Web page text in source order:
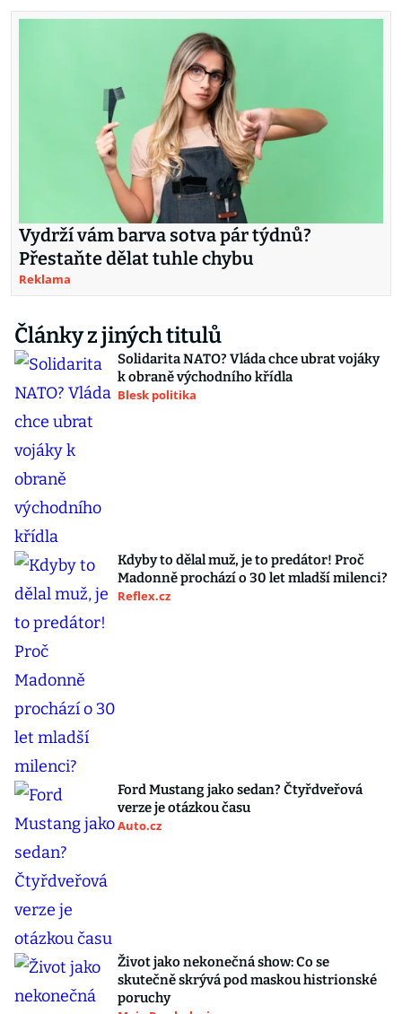
Vydrží vám barva sotva pár týdnů?
Přestaňte dělat tuhle chybu
Reklama
Články z jiných titulů
Solidarita NATO? Vláda chce ubrat vojáky
k obraně východního křídla
Blesk politika
Kdyby to dělal muž, je to predátor! Proč
Madonně prochází o 30 let mladší milenci?
Reflex.cz
Ford Mustang jako sedan? Čtyřdveřová
verze je otázkou času
Auto.cz
Život jako nekonečná show: Co se
skutečně skrývá pod maskou histrionské
poruchy